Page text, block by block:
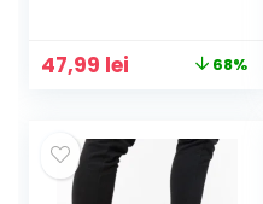
Prețul
fost:
149,90 lei.
47,99 lei
47,99 lei.
68%